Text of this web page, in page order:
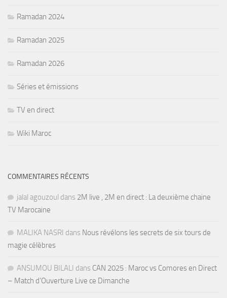
Ramadan 2024
Ramadan 2025
Ramadan 2026
Séries et émissions
TV en direct
Wiki Maroc
COMMENTAIRES RÉCENTS
jalal agouzoul dans 2M live , 2M en direct : La deuxième chaine
TV Marocaine
MALIKA NASRI dans Nous révélons les secrets de six tours de
magie célèbres
ANSUMOU BILALI dans CAN 2025 : Maroc vs Comores en Direct
– Match d’Ouverture Live ce Dimanche